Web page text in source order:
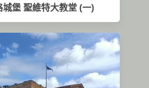
堡 聖維特大教堂 (一)